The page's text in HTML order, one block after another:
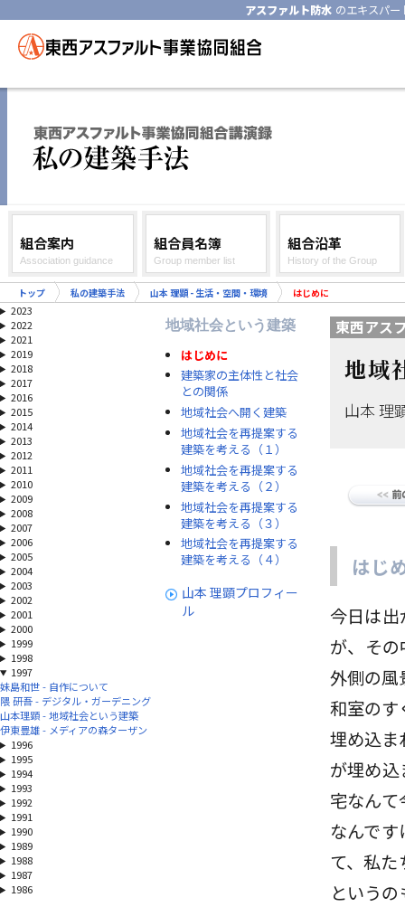
アスファルト防水 のエキスパ
組合案内
Association guidance
組合員名簿
Group member list
組合沿革
History of the Group
トップ 私の建築手法 山本 理顕 - 生活・空間・環境 はじめに
2023
2022
2021
2019
2018
2017
2016
2015
2014
2013
2012
2011
2010
2009
2008
2007
2006
2005
2004
2003
2002
2001
2000
1999
1998
1997
妹島和世 - 自作について
隈 研吾 - デジタル・ガーデニング
山本理顕 - 地域社会という建築
伊東豊雄 - メディアの森ターザン
1996
1995
1994
1993
1992
1991
1990
1989
1988
1987
1986
地域社会という建築
はじめに
建築家の主体性と社会
との関係
地域社会へ開く建築
地域社会を再提案する
建築を考える（１）
地域社会を再提案する
建築を考える（２）
地域社会を再提案する
建築を考える（３）
地域社会を再提案する
建築を考える（４）
山本 理顕プロフィー
ル
東西アス
地域
山本 理
はじ
今日は
が、そ
外側の風
和室のす
埋め込ま
が埋め
宅なん
なんで
て、私
という